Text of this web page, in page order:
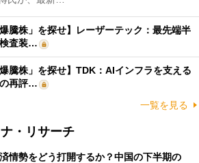
騰株」を探せ】レーザーテック：最先端半
査装…
騰株」を探せ】TDK：AIインフラを支える
再評…
一覧を見る
・リサーチ
情勢をどう打開するか？中国の下半期の